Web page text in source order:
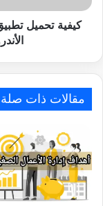
الأندرويد
والآيفون
الدول
مقالات ذات صلة